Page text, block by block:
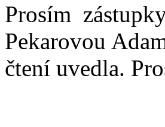
Prosím
Pekarovou
čtení uvedla.